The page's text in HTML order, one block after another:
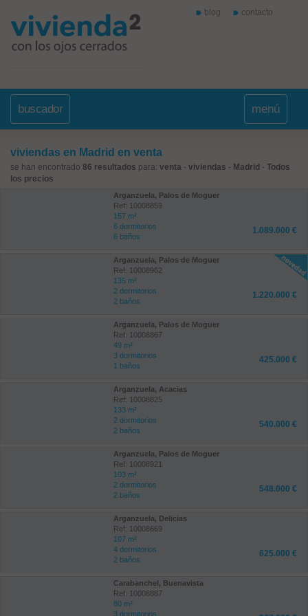
blog contacto
buscador menú
viviendas en Madrid en venta
se han encontrado 86 resultados para: venta - viviendas - Madrid - Todos
los precios
Arganzuela, Palos de Moguer
Ref: 10008859
157 m²
6 dormitorios
6 baños
1.089.000 €
Arganzuela, Palos de Moguer
Ref: 10008962
135 m²
2 dormitorios
2 baños
1.220.000 €
Arganzuela, Palos de Moguer
Ref: 10008867
49 m²
3 dormitorios
1 baños
425.000 €
Arganzuela, Acacias
Ref: 10008825
133 m²
2 dormitorios
2 baños
540.000 €
Arganzuela, Palos de Moguer
Ref: 10008921
103 m²
2 dormitorios
2 baños
548.000 €
Arganzuela, Delicias
Ref: 10008669
107 m²
4 dormitorios
2 baños
625.000 €
Carabanchel, Buenavista
Ref: 10008887
80 m²
3 dormitorios